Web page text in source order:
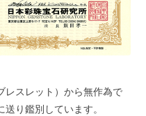
レスレット）から無作為で
り鑑別しています。